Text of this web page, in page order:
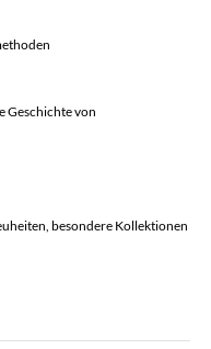
Geschichte von
besondere Kollektionen